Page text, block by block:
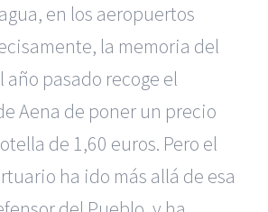
en los aeropuertos
la memoria del
año pasado recoge el
Aena de poner un precio
de 1,60 euros. Pero el
ha ido más allá de esa